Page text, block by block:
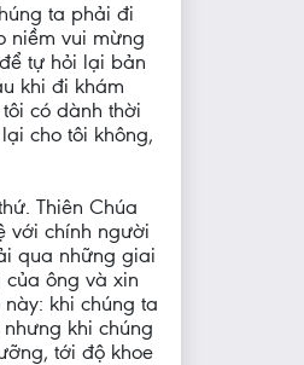
ta phải đi
niềm vui mừng
tự hỏi lại bản
khi đi khám
có dành thời
cho tôi không,
Thiên Chúa
với chính người
qua những giai
ông và xin
khi chúng ta
khi chúng
tới độ khoe